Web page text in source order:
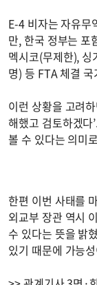
E-4 비자는 자유무
만, 한국 정부는 포
멕시코(무제한),
명) 등 FTA 체결
이런 상황을 고려
해했고 검토하겠다
볼 수 있다는 의미
한편 이번 사태를
외교부 장관 역시
수 있다는 뜻을 밝
있기 때문에 가능